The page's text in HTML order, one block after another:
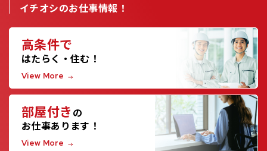
イチオシのお仕事情報！
高条件で
はたらく・住む！
View More
部屋付き の
お仕事あります！
View More